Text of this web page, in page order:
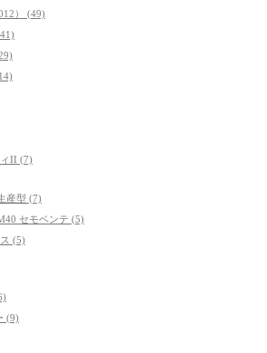
） (49)
II (7)
産型 (7)
セモベンテ (5)
(5)
(9)